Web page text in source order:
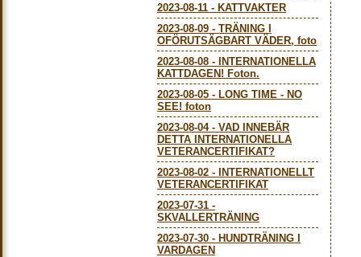
2023-08-11 - KATTVAKTER
2023-08-09 - TRÄNING I
OFÖRUTSÄGBART VÄDER, foto
2023-08-08 -
INTERNATIONELLA
KATTDAGEN! Foton.
2023-08-05 - LONG TIME - NO
SEE! foton
2023-08-04- VAD INNEBÄR
DETTA INTERNATIONELLA
VETERANCERTIFIKAT?
2023-08-02 -
INTERNATIONELLT
VETERANCERTIFIKAT
2023-07-31 -
SKVALLERTRÄNING
2023-07-30 - HUNDTRÄNING I
VARDAGEN